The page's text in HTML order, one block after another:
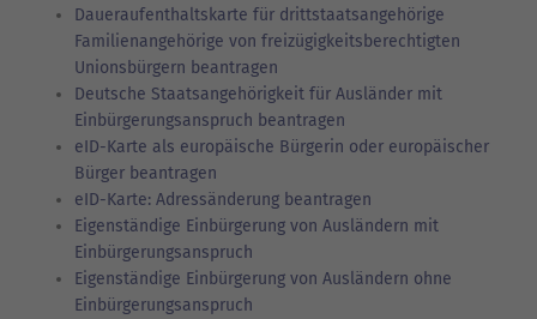
Daueraufenthaltskarte für drittstaatsangehörige
Familienangehörige von freizügigkeitsberechtigten
Unionsbürgern beantragen
Deutsche Staatsangehörigkeit für Ausländer mit
Einbürgerungsanspruch beantragen
eID-Karte als europäische Bürgerin oder europäischer
Bürger beantragen
eID-Karte: Adressänderung beantragen
Eigenständige Einbürgerung von Ausländern mit
Einbürgerungsanspruch
Eigenständige Einbürgerung von Ausländern ohne
Einbürgerungsanspruch